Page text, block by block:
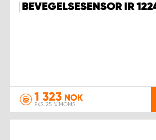
BEVEGELSESENSOR IR
1 323 NOK
EKS. 25 % MOMS